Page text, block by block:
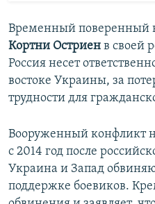
Временный поверенный
Кортни Остриен в своей
Россия несет
востоке Украины, за
трудности для
Вооруженный конфликт
с 2014 год после
Украина и Запад
поддержке боевиков.